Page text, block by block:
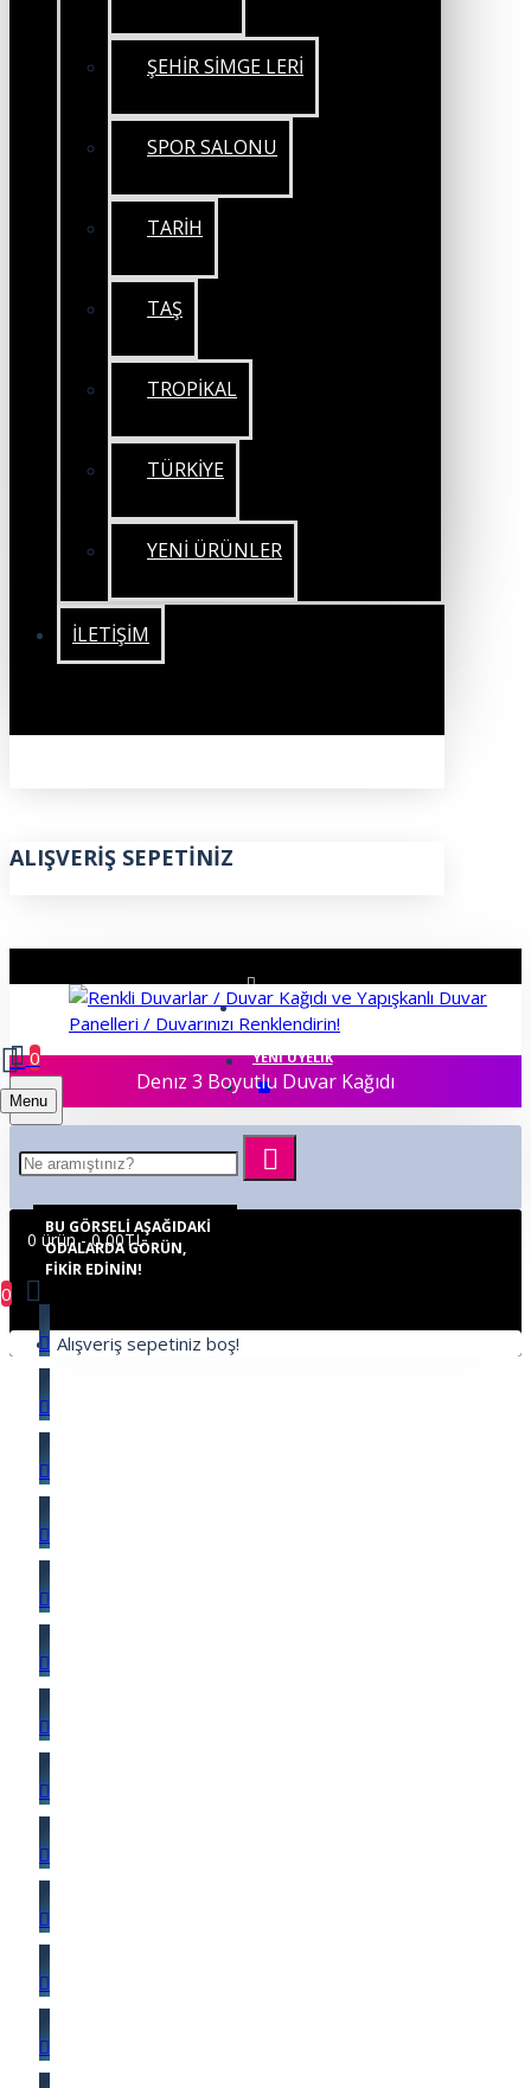
ŞEHİR SİMGE LERİ
SPOR SALONU
TARİH
TAŞ
TROPİKAL
TÜRKİYE
YENİ ÜRÜNLER
İLETIŞIM
ALIŞVERIŞ SEPETINIZ
ÜYE GIRIŞI
YENI ÜYELIK
Menu
0
0 ürün - 0,00TL
0
Alışveriş sepetiniz boş!
Denız 3 Boyutlu Duvar Kağıdı
BU GÖRSELI AŞAĞIDAKI
ODALARDA GÖRÜN,
FIKIR EDININ!